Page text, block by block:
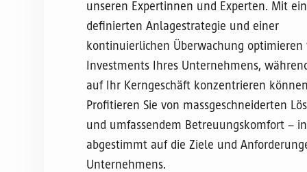
unseren Expertinnen und Experten. Mit
definierten Anlagestrategie und einer
kontinuierlichen Überwachung optimieren
Investments Ihres Unternehmens,
auf Ihr Kerngeschäft konzentrieren
Profitieren Sie von massgeschneiderten
und umfassendem Betreuungskomfort –
abgestimmt auf die Ziele und
Unternehmens.